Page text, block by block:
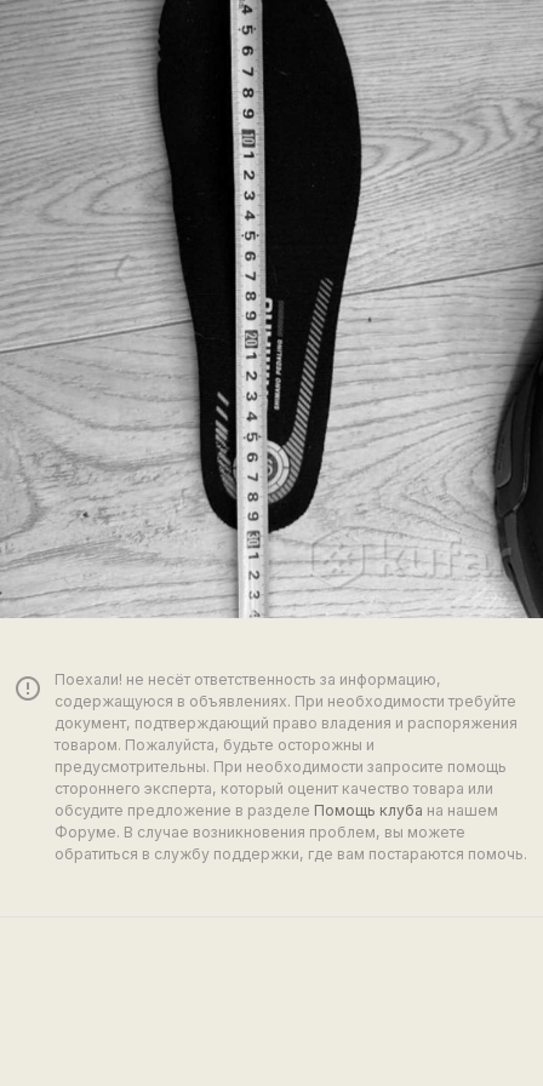
error_outline
Поехали! не несёт ответственность за информацию,
содержащуюся в объявлениях. При необходимости требуйте
документ, подтверждающий право владения и распоряжения
товаром. Пожалуйста, будьте осторожны и
предусмотрительны. При необходимости запросите помощь
стороннего эксперта, который оценит качество товара или
обсудите предложение в разделе Помощь клуба на нашем
Форуме. В случае возникновения проблем, вы можете
обратиться в службу поддержки, где вам постараются помочь.